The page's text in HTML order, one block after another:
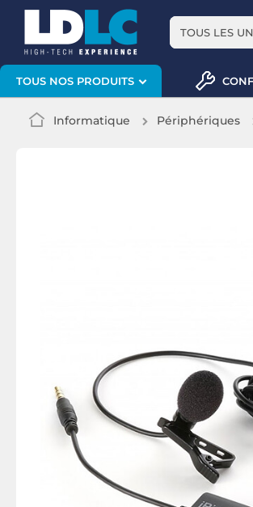
TOUS LES
TOUS NOS PRODUITS
Informatique Périphériques